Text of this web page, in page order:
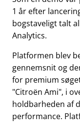
1 år efter
bogstaveligt talt
Analytics.
Platformen blev
gennemsnit og
for premium
Citroën Ami , i
holdbarheden af
performance.